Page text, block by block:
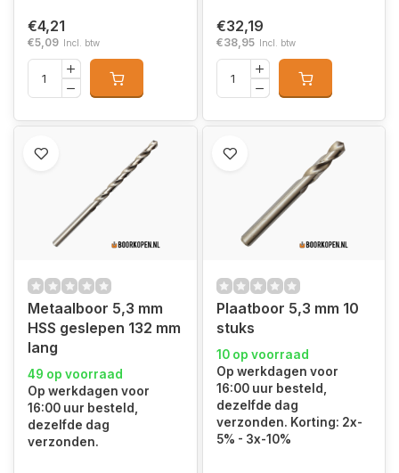
€4,21
€5,09 Incl. btw
€32,19
€38,95 Incl. btw
Metaalboor 5,3 mm
HSS geslepen 132 mm
lang
49 op voorraad
Op werkdagen voor
16:00 uur besteld,
dezelfde dag
verzonden.
Plaatboor 5,3 mm 10
stuks
10 op voorraad
Op werkdagen voor
16:00 uur besteld,
dezelfde dag
verzonden. Korting: 2x-
5% - 3x-10%